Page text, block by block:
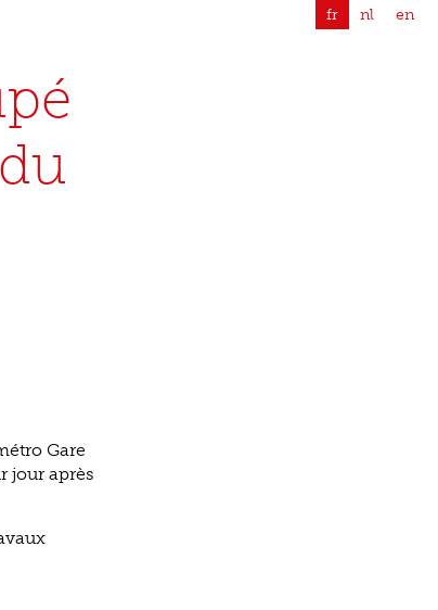
fr nl en
Gare
jour après